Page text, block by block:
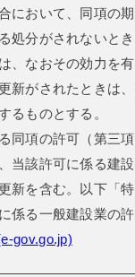
おいて、同項の
処分がされないと
、なおその効力を有
新がされたときは
るものとする。
項の許可（第三
当該許可に係る建
新を含む。以下「
係る一般建設業の
gov.go.jp)